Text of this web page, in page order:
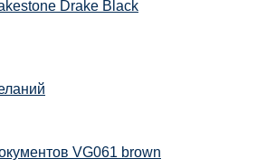
Drake Black
VG061 brown